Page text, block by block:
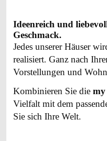
Ideenreich und
Geschmack.
Jedes unserer Häuser
realisiert. Ganz nach
Vorstellungen und
Kombinieren Sie die my
Vielfalt mit dem
Sie sich Ihre Welt.